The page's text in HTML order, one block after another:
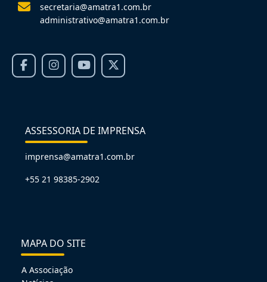
secretaria@amatra1.com.br
administrativo@amatra1.com.br
ASSESSORIA DE IMPRENSA
imprensa@amatra1.com.br
+55 21 98385-2902
MAPA DO SITE
A Associação